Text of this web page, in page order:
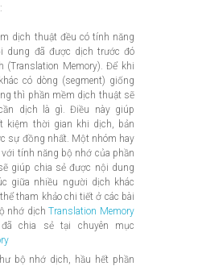
dịch thuật đều có tính năng
dung đã được dịch trước đó
(Translation Memory). Để khi
có dòng (segment) giống
thì phần mềm dịch thuật sẽ
dịch là gì. Điều này giúp
kiệm thời gian khi dịch, bản
sự đồng nhất. Một nhóm hay
tính năng bộ nhớ của phần
giúp chia sẻ được nội dung
giữa nhiều người dịch khác
tham khảo chi tiết ở các bài
nhớ dịchTranslation Memory
chia sẻ tại chuyên mục
bộ nhớ dịch, hầu hết phần